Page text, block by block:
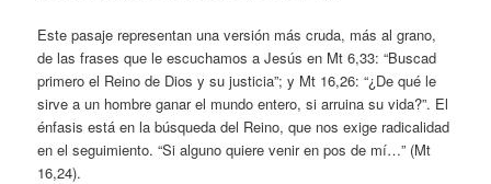
Este pasaje representan una versión más cruda, más al grano,
de las frases que le escuchamos a Jesús en Mt 6,33: “Buscad
primero el Reino de Dios y su justicia”; y Mt 16,26: “¿De qué le
sirve a un hombre ganar el mundo entero, si arruina su vida?”. El
énfasis está en la búsqueda del Reino, que nos exige radicalidad
en el seguimiento. “Si alguno quiere venir en pos de mí…” (Mt
16,24).